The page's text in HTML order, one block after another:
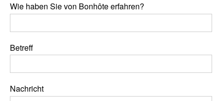
Wie haben Sie von Bonhôte erfahren?
Betreff
Nachricht